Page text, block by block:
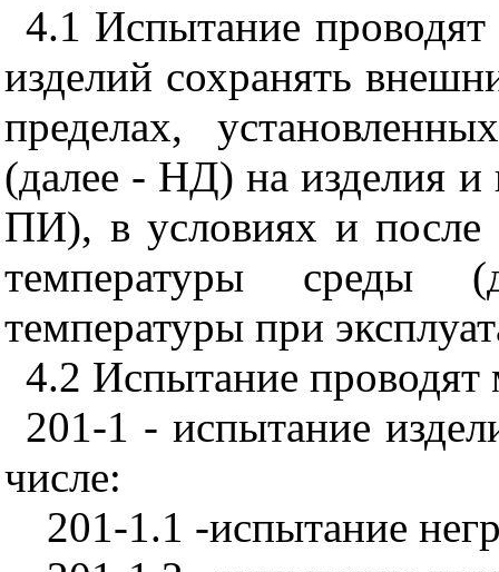
4.1 Испытание
изделий сохранять
пределах,
(далее - НД) на изделия
ПИ), в условиях и после
температуры среды
температуры при
4.2 Испытание проводят
201-1 - испытание
числе:
201-1.1 -испытание